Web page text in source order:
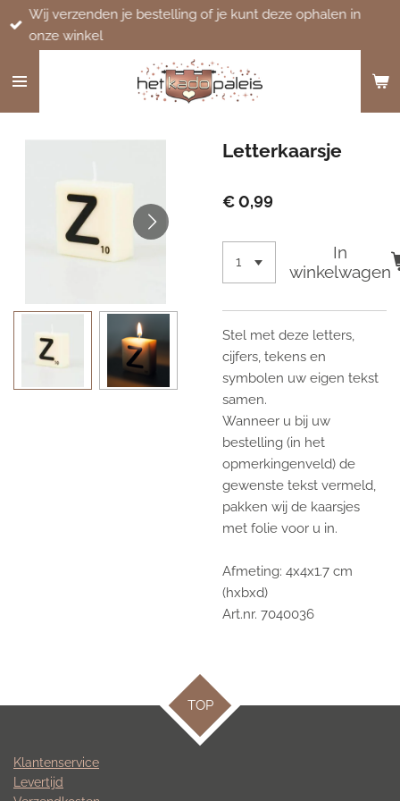
Ga
direct
de
Wij verzenden je bestelling of je kunt deze ophalen in
onze winkel
Letterkaarsje
€ 0,99
In
winkelwagen
Stel met deze letters,
cijfers, tekens en
symbolen uw eigen tekst
samen.
Wanneer u bij uw
bestelling (in het
opmerkingenveld) de
gewenste tekst vermeld,
pakken wij de kaarsjes
met folie voor u in.
Afmeting: 4x4x1.7 cm
(hxbxd)
Art.nr. 7040036
TOP
Klantenservice
Levertijd